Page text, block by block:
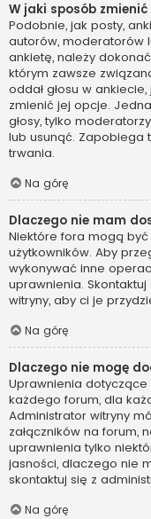
W jaki sposób
Podobnie, jak posty,
autorów, moderatorów
ankietę, należy
którym zawsze
oddał głosu w
zmienić jej opcje.
głosy, tylko
lub usunąć. Zapobiega
trwania.
Na górę
Dlaczego nie mam
Niektóre fora mogą
użytkowników. Aby
wykonywać inne
uprawnienia.
witryny, aby ci je
Na górę
Dlaczego nie mogę
Uprawnienia dotyczące
każdego forum, dla
Administrator witryny
załączników na forum,
uprawnienia tylko
jasności, dlaczego nie
skontaktuj się z
Na górę